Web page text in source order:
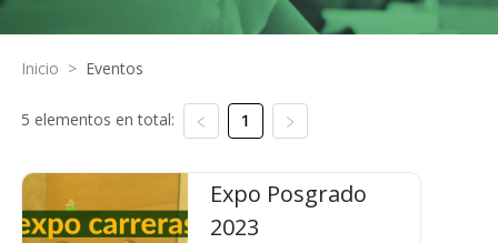
Inicio > Eventos
5 elementos en total: 1
Expo Posgrado
2023